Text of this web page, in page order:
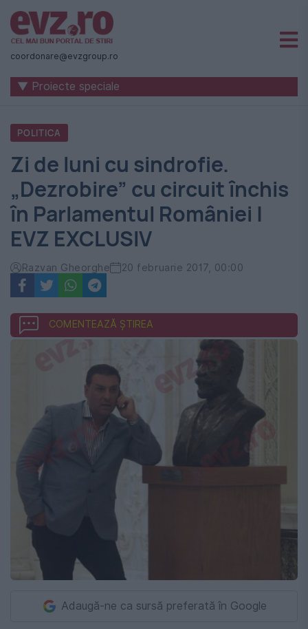
Știri
naționale
internaționale
România
-
Evenimentul
Zilei
coordonare@evzgroup.ro
▼ Proiecte speciale
POLITICA
Zi de luni cu sindrofie.
„Dezrobire” cu circuit închis
în Parlamentul României |
EVZ EXCLUSIV
Razvan Gheorghe 20 februarie 2017, 00:00
COMENTEAZĂ ȘTIREA
Adaugă-ne ca sursă preferată în Google